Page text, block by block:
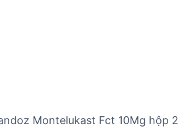
Montelukast Fct 10Mg hộp